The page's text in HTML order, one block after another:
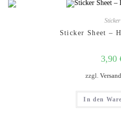
Sticker
Sticker Sheet –
3,90
zzgl.
In den